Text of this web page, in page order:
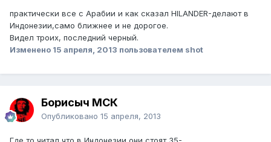
практически все с Арабии и как сказал HILANDER-делают в
Индонезии,само ближнее и не дорогое.
Видел троих, последний черный.
Изменено 15 апреля, 2013 пользователем shot
Борисыч МСК
Опубликовано 15 апреля, 2013